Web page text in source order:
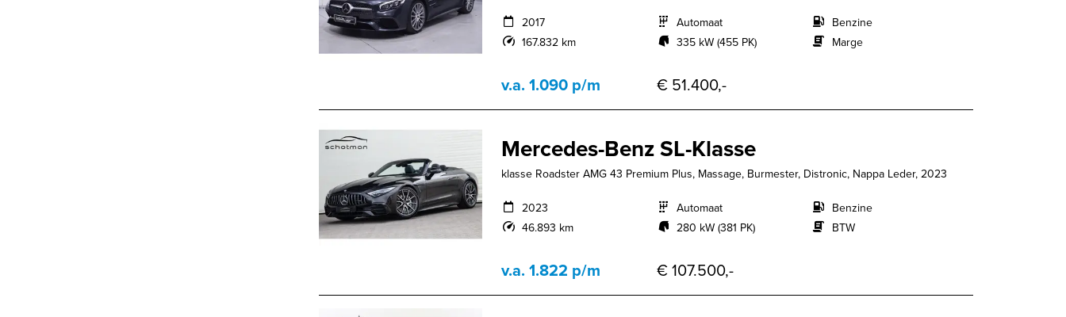
2017
167.832 km
Automaat
335 kW (455 PK)
Benzine
Marge
v.a. 1.090 p/m € 51.400,-
Mercedes-Benz SL-Klasse
klasse Roadster AMG 43 Premium Plus, Massage, Burmester, Distronic, Nappa Leder, 2023
2023
46.893 km
Automaat
280 kW (381 PK)
Benzine
BTW
v.a. 1.822 p/m € 107.500,-